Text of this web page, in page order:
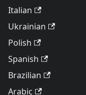
Italian
Ukrainian
Polish
Spanish
Brazilian
Arabic